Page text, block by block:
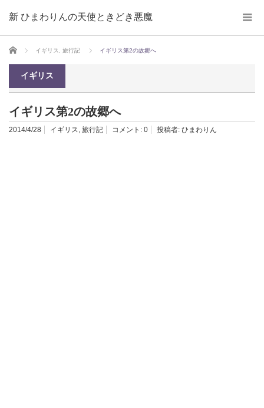
新 ひまわりんの天使ときどき悪魔
ホーム イギリス 旅行記 イギリス第2の故郷へ
イギリス
イギリス第2の故郷へ
2014/4/28 イギリス, 旅行記 コメント: 0 投稿者: ひまわりん